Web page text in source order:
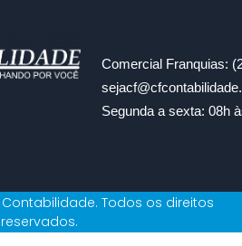
Comercial Franquias:
Segunda a sexta: 08h
Todos os direitos
reservados.